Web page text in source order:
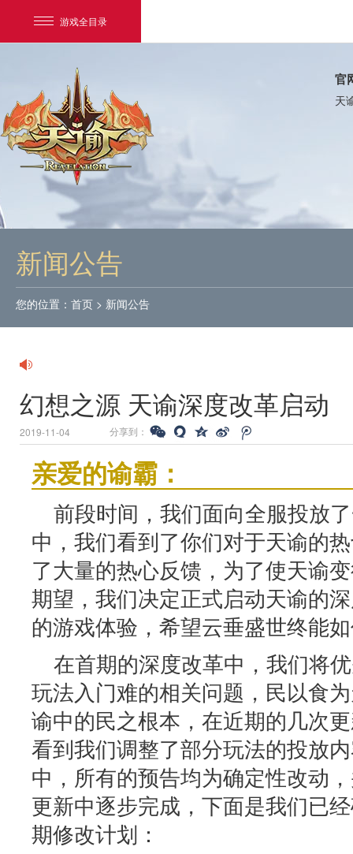
游戏全目录
网易游戏
我的足迹：
官
天
新闻公告
您的位置： 首页 > 新闻公告
幻想之源 天谕深度改革启动
2019-11-04 分享到：
亲爱的谕霸：
前段时间，我们面向全服投放
中，我们看到了你们对于天谕的
了大量的热心反馈，为了使天谕
期望，我们决定正式启动天谕的
的游戏体验，希望云垂盛世终能
在首期的深度改革中，我们将
玩法入门难的相关问题，民以食
谕中的民之根本，在近期的几次
看到我们调整了部分玩法的投放
中，所有的预告均为确定性改动
更新中逐步完成，下面是我们已
期修改计划：